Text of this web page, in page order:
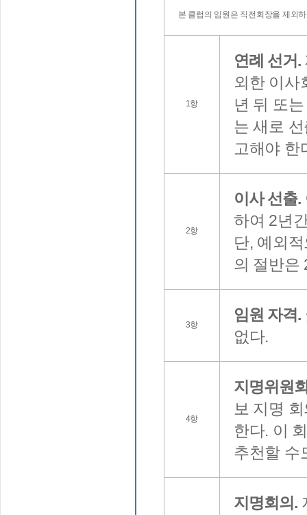
본 클럽의 임원은 직전회장을 제외
1항
연례 선거.
외한 이사
년 뒤 또
는 새로
고해야 한
2항
이사 선출.
하여 2년
단, 예외
의 절반은
3항
임원 자격.
없다.
4항
지명위원
보 지명
한다. 이
추천할 수
지명회의.